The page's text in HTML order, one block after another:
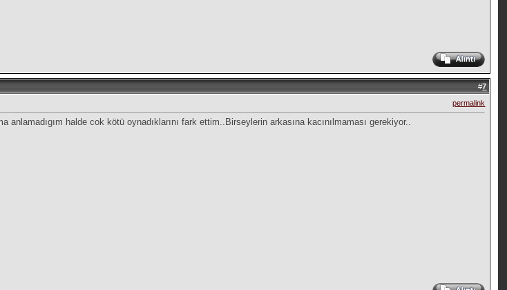
#7
permalink
halde cok kötü oynadıklarını fark ettim..Birseylerin arkasına kacınılmaması gerekiyor..